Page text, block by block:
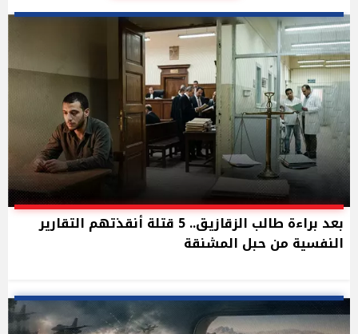
بعد براءة طالب الزقازيق.. 5 قتلة أنقذتهم التقارير
النفسية من حبل المشنقة